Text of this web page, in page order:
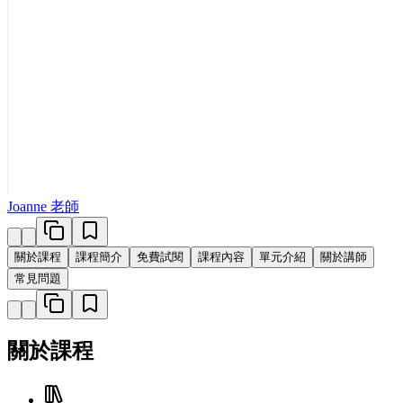
Joanne 老師
關於課程 課程簡介 免費試閱 課程內容 單元介紹
關於講師
常見問題
關於課程